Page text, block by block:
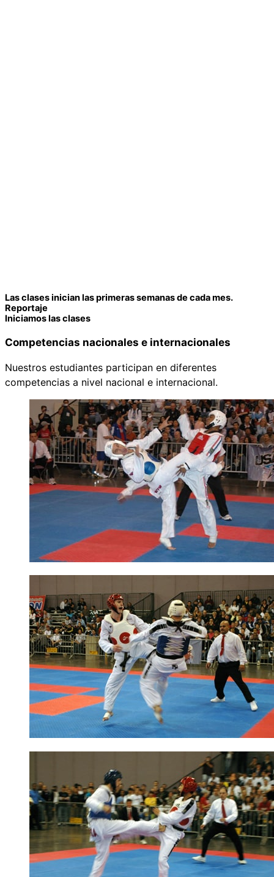
Las clases inician las primeras semanas de cada mes.
Reportaje
Iniciamos las clases
Competencias nacionales e internacionales
Nuestros estudiantes participan en diferentes
competencias a nivel nacional e internacional.